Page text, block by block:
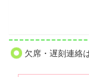
欠席・遅刻連絡